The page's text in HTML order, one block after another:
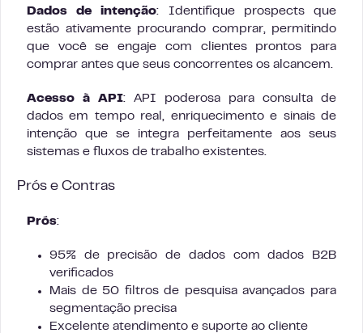
Dados de intenção: Identifique prospects que
estão ativamente procurando comprar, permitindo
que você se engaje com clientes prontos para
comprar antes que seus concorrentes os alcancem.
Acesso à API: API poderosa para consulta de
dados em tempo real, enriquecimento e sinais de
intenção que se integra perfeitamente aos seus
sistemas e fluxos de trabalho existentes.
Prós e Contras
Prós:
95% de precisão de dados com dados B2B
verificados
Mais de 50 filtros de pesquisa avançados para
segmentação precisa
Excelente atendimento e suporte ao cliente